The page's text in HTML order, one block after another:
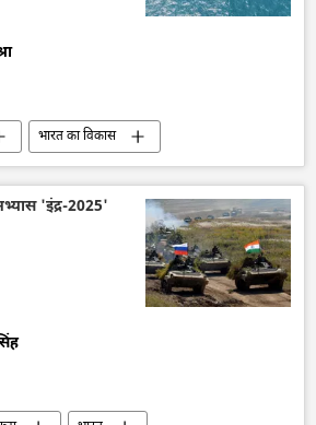
भारत का विकास
भारत सरकार
रक्षा-पंक्ति
'इंद्र-2025'